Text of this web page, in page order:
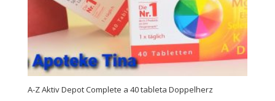
A-Z Aktiv Depot Complete a 40 tableta Doppelherz